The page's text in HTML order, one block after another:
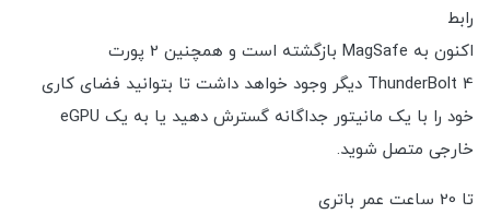
رابط
اکنون به MagSafe بازگشته است و همچنین 2 پورت
ThunderBolt 4 دیگر وجود خواهد داشت تا بتوانید فضای کاری
خود را با یک مانیتور جداگانه گسترش دهید یا به یک eGPU
خارجی متصل شوید.
تا 20 ساعت عمر باتری